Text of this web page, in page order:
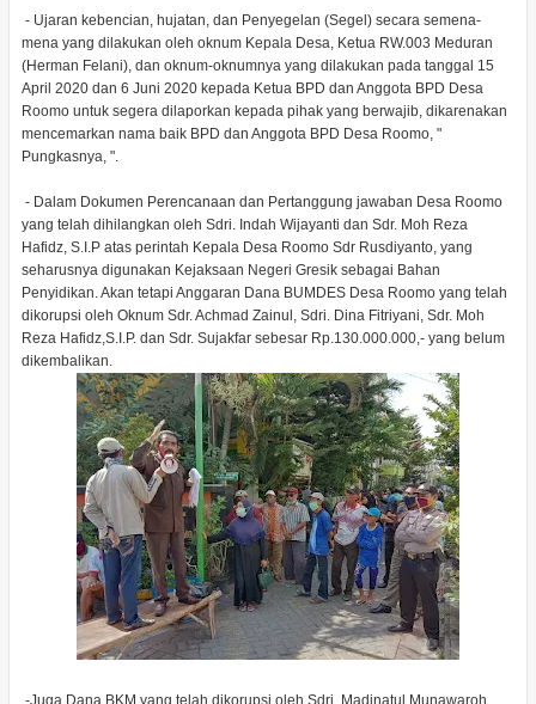
- Ujaran kebencian, hujatan, dan Penyegelan (Segel) secara semena-
mena yang dilakukan oleh oknum Kepala Desa, Ketua RW.003 Meduran
(Herman Felani), dan oknum-oknumnya yang dilakukan pada tanggal 15
April 2020 dan 6 Juni 2020 kepada Ketua BPD dan Anggota BPD Desa
Roomo untuk segera dilaporkan kepada pihak yang berwajib, dikarenakan
mencemarkan nama baik BPD dan Anggota BPD Desa Roomo, "
Pungkasnya, ".
- Dalam Dokumen Perencanaan dan Pertanggung jawaban Desa Roomo
yang telah dihilangkan oleh Sdri. Indah Wijayanti dan Sdr. Moh Reza
Hafidz, S.I.P atas perintah Kepala Desa Roomo Sdr Rusdiyanto, yang
seharusnya digunakan Kejaksaan Negeri Gresik sebagai Bahan
Penyidikan. Akan tetapi Anggaran Dana BUMDES Desa Roomo yang telah
dikorupsi oleh Oknum Sdr. Achmad Zainul, Sdri. Dina Fitriyani, Sdr. Moh
Reza Hafidz,S.I.P. dan Sdr. Sujakfar sebesar Rp.130.000.000,- yang belum
dikembalikan.
-Juga Dana BKM yang telah dikorupsi oleh Sdri. Madinatul Munawaroh